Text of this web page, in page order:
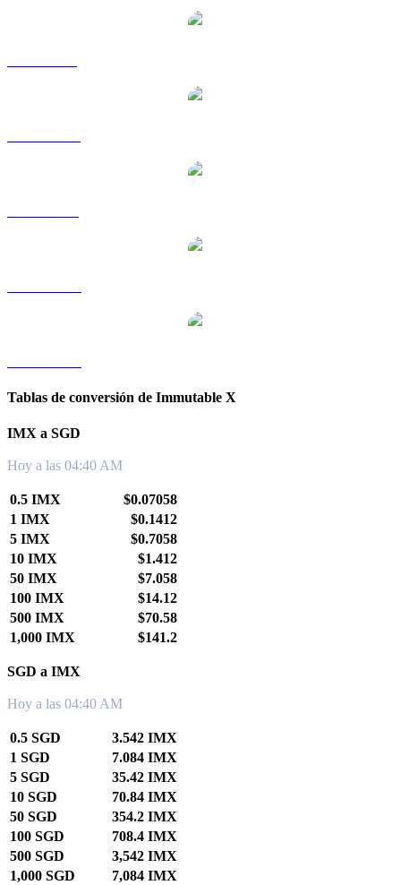
Tablas de conversión de Immutable X
IMX a SGD
Hoy a las 04:40 AM
0.5 IMX
$0.07058
1 IMX
$0.1412
5 IMX
$0.7058
10 IMX
$1.412
50 IMX
$7.058
100 IMX
$14.12
500 IMX
$70.58
1,000 IMX
$141.2
SGD a IMX
Hoy a las 04:40 AM
0.5 SGD
3.542 IMX
1 SGD
7.084 IMX
5 SGD
35.42 IMX
10 SGD
70.84 IMX
50 SGD
354.2 IMX
100 SGD
708.4 IMX
500 SGD
3,542 IMX
1,000 SGD
7,084 IMX